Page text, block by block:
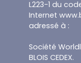
L223-1 du
Internet
adressé à :
Société
BLOIS CEDEX.